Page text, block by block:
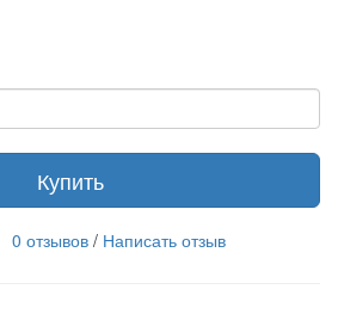
Купить
0 отзывов / Написать отзыв